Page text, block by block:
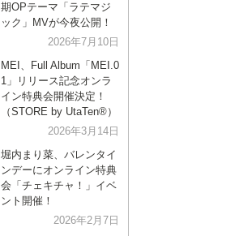
期OPテーマ「ラテマジ
ック」MVが今夜公開！
2026年7月10日
MEI、Full Album「MEI.0
1」リリース記念オンラ
イン特典会開催決定！
（STORE by UtaTen®︎）
2026年3月14日
堀内まり菜、バレンタイ
ンデーにオンライン特典
会「チェキチャ！」イベ
ント開催！
2026年2月7日